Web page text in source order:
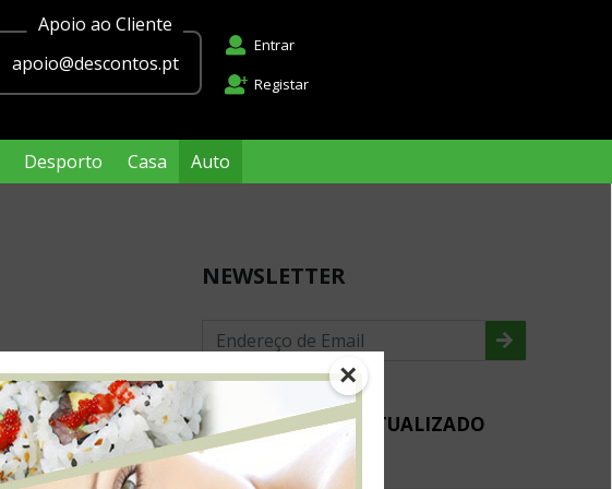
Apoio ao Cliente
apoio@descontos.pt
Entrar
Registar
Desporto Casa Auto
×
NEWSLETTER
MANTENHA-SE ACTUALIZADO